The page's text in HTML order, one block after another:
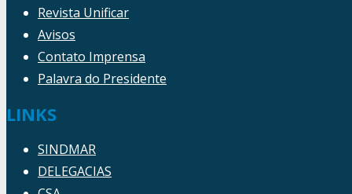
Revista Unificar
Avisos
Contato Imprensa
Palavra do Presidente
LINKS
SINDMAR
DELEGACIAS